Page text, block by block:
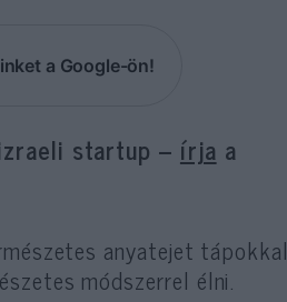
a Google-ön!
startup – írja a
anyatejet tápokkal
módszerrel élni.